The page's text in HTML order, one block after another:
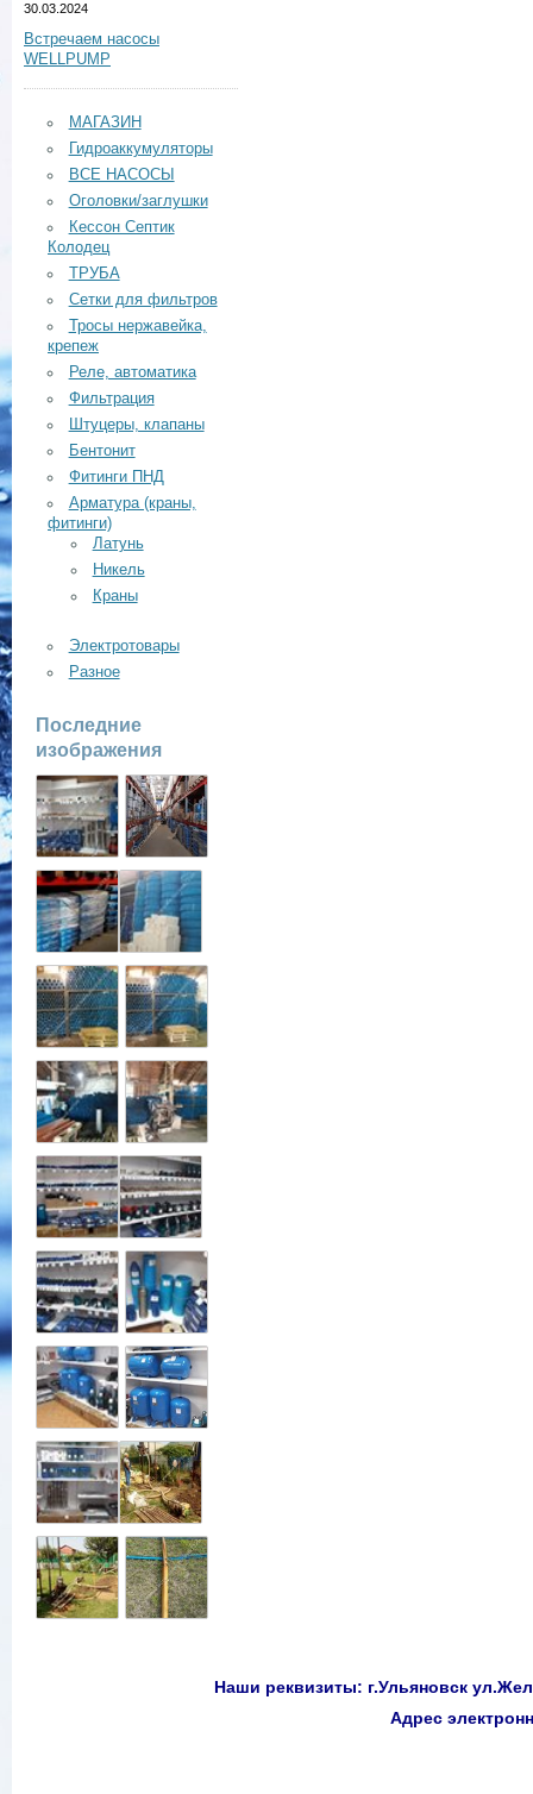
30.03.2024
Встречаем насосы
WELLPUMP
МАГАЗИН
Гидроаккумуляторы
ВСЕ НАСОСЫ
Оголовки/заглушки
Кессон Септик
Колодец
ТРУБА
Сетки для фильтров
Тросы нержавейка,
крепеж
Реле, автоматика
Фильтрация
Штуцеры, клапаны
Бентонит
Фитинги ПНД
Арматура (краны,
фитинги)
Латунь
Никель
Краны
Электротовары
Разное
Последние
изображения
Наши реквизиты: г.Ульяновск
Адрес